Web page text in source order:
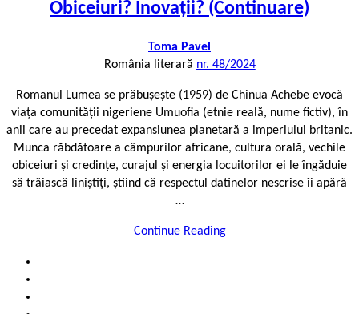
Obiceiuri? Inovații? (Continuare)
Toma Pavel
România literară nr. 48/2024
Romanul Lumea se prăbușește (1959) de Chinua Achebe evocă
viața comunității nigeriene Umuofia (etnie reală, nume fictiv), în
anii care au precedat expansiunea planetară a imperiului britanic.
Munca răbdătoare a câmpurilor africane, cultura orală, vechile
obiceiuri și credințe, curajul și energia locuitorilor ei le îngăduie
să trăiască liniștiți, știind că respectul datinelor nescrise îi apără
…
Continue Reading